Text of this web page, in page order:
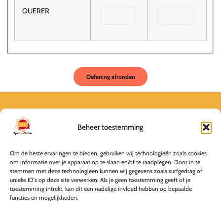
Beheer toestemming
Om de beste ervaringen te bieden, gebruiken wij technologieën zoals cookies
om informatie over je apparaat op te slaan en/of te raadplegen. Door in te
stemmen met deze technologieën kunnen wij gegevens zoals surfgedrag of
unieke ID's op deze site verwerken. Als je geen toestemming geeft of je
toestemming intrekt, kan dit een nadelige invloed hebben op bepaalde
functies en mogelijkheden.
QUERER
Over
Spaans-Online is onderdeel van Spaans-Bussum
1404 EB Bussum
info@spaans-online.nl
KvK 69292191